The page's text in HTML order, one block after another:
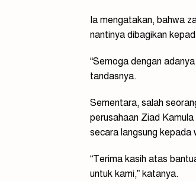
Ia mengatakan, bahwa
nantinya dibagikan
“Semoga dengan
tandasnya.
Sementara, salah
perusahaan Ziad
secara langsung kepada
“Terima kasih atas
untuk kami,” katanya.